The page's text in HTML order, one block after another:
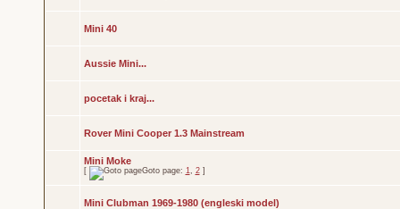
Mini 40
Aussie Mini...
pocetak i kraj...
Rover Mini Cooper 1.3 Mainstream
Mini Moke
[ Goto page: 1, 2]
Mini Clubman 1969-1980 (engleski model)